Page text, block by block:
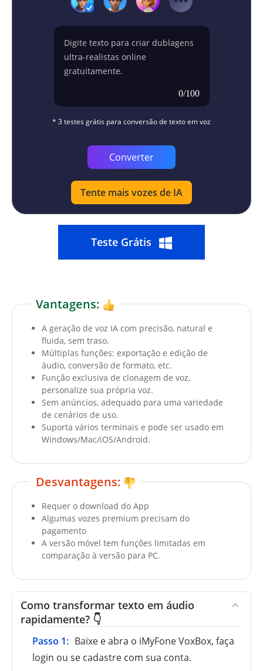
0/100
* 3 testes grátis para conversão de texto em voz
Converter
Tente mais vozes de IA
Teste Grátis
Vantagens:
A geração de voz IA com precisão, natural e
fluida, sem traso.
Múltiplas funções: exportação e edição de
áudio, conversão de formato, etc.
Função exclusiva de clonagem de voz,
personalize sua própria voz.
Sem anúncios, adequado para uma variedade
de cenários de uso.
Suporta vários terminais e pode ser usado em
Windows/Mac/iOS/Android.
Desvantagens:
Requer o download do App
Algumas vozes premium precisam do
pagamento
A versão móvel tem funções limitadas em
comparação à versão para PC.
Como transformar texto em áudio
rapidamente? 👇
Passo 1: Baixe e abra o iMyFone VoxBox, faça
login ou se cadastre com sua conta.